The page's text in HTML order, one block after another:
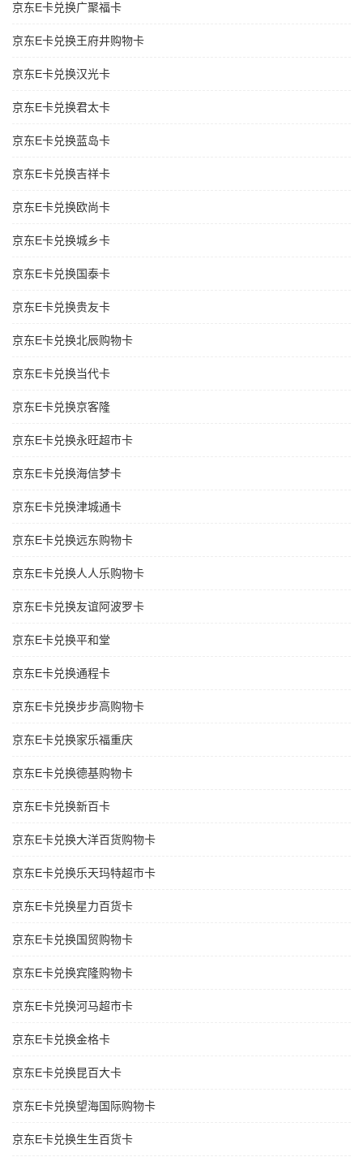
京东E卡兑换广聚福卡
京东E卡兑换王府井购物卡
京东E卡兑换汉光卡
京东E卡兑换君太卡
京东E卡兑换蓝岛卡
京东E卡兑换吉祥卡
京东E卡兑换欧尚卡
京东E卡兑换城乡卡
京东E卡兑换国泰卡
京东E卡兑换贵友卡
京东E卡兑换北辰购物卡
京东E卡兑换当代卡
京东E卡兑换京客隆
京东E卡兑换永旺超市卡
京东E卡兑换海信梦卡
京东E卡兑换津城通卡
京东E卡兑换远东购物卡
京东E卡兑换人人乐购物卡
京东E卡兑换友谊阿波罗卡
京东E卡兑换平和堂
京东E卡兑换通程卡
京东E卡兑换步步高购物卡
京东E卡兑换家乐福重庆
京东E卡兑换德基购物卡
京东E卡兑换新百卡
京东E卡兑换大洋百货购物卡
京东E卡兑换乐天玛特超市卡
京东E卡兑换星力百货卡
京东E卡兑换国贸购物卡
京东E卡兑换宾隆购物卡
京东E卡兑换河马超市卡
京东E卡兑换金格卡
京东E卡兑换昆百大卡
京东E卡兑换望海国际购物卡
京东E卡兑换生生百货卡